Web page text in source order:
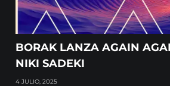
BORAK LANZA AGAIN
NIKI SADEKI
4 JULIO, 2025